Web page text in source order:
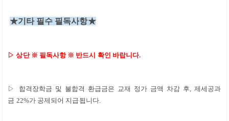
★기타 필수 필독사항★
▷상단 ※ 필독사항 ※ 반드시 확인 바랍니다.
▷ 합격장학금 및 불합격 환급금은 교재 정가 금액 차감 후,제세공과
금 22%가 공제되어 지급됩니다.